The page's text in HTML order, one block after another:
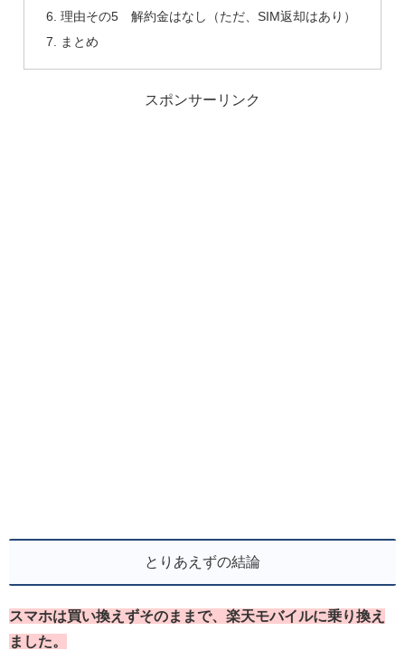
理由その5 解約金はなし（ただ、SIM返却はあり）
まとめ
スポンサーリンク
とりあえずの結論
スマホは買い換えずそのままで、楽天モバイルに乗り換え
ました。